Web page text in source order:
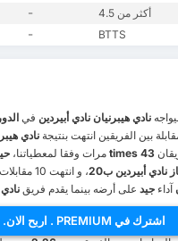
أكثر من 4.5 -
BTTS
-
نادي هيبرنيان نادي أبيردين في
بين الفريقين انتهت بنتيجة
43 times مرات وفقا لمعطياتنا،
نادي أبيردين ب20
، و انتهت
آداء جيد على أرضه بينما يقدم فريق
اشترك في PREMIUM . اربح الان.